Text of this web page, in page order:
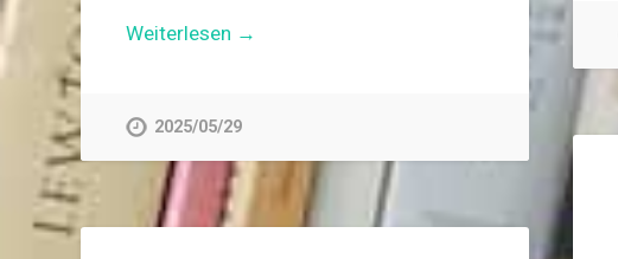
Weiterlesen →
2025/05/29